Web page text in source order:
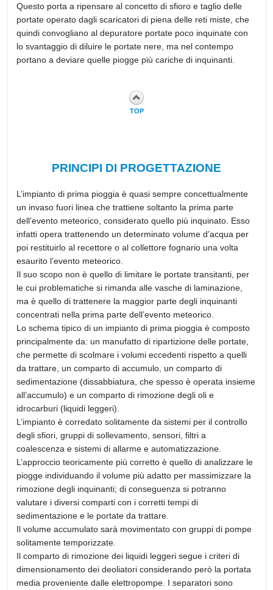
Questo porta a ripensare al concetto di sfioro e taglio delle
portate operato dagli scaricatori di piena delle reti miste, che
quindi convogliano al depuratore portate poco inquinate con
lo svantaggio di diluire le portate nere, ma nel contempo
portano a deviare quelle piogge più cariche di inquinanti.
TOP
PRINCIPI DI PROGETTAZIONE
L’impianto di prima pioggia è quasi sempre concettualmente
un invaso fuori linea che trattiene soltanto la prima parte
dell’evento meteorico, considerato quello più inquinato. Esso
infatti opera trattenendo un determinato volume d’acqua per
poi restituirlo al recettore o al collettore fognario una volta
esaurito l’evento meteorico.
Il suo scopo non è quello di limitare le portate transitanti, per
le cui problematiche si rimanda alle vasche di laminazione,
ma è quello di trattenere la maggior parte degli inquinanti
concentrati nella prima parte dell’evento meteorico.
Lo schema tipico di un impianto di prima pioggia è composto
principalmente da: un manufatto di ripartizione delle portate,
che permette di scolmare i volumi eccedenti rispetto a quelli
da trattare, un comparto di accumulo, un comparto di
sedimentazione (dissabbiatura, che spesso è operata insieme
all’accumulo) e un comparto di rimozione degli oli e
idrocarburi (liquidi leggeri).
L’impianto è corredato solitamente da sistemi per il controllo
degli sfiori, gruppi di sollevamento, sensori, filtri a
coalescenza e sistemi di allarme e automatizzazione.
L’approccio teoricamente più corretto è quello di analizzare le
piogge individuando il volume più adatto per massimizzare la
rimozione degli inquinanti; di conseguenza si potranno
valutare i diversi comparti con i corretti tempi di
sedimentazione e le portate da trattare.
Il volume accumulato sarà movimentato con gruppi di pompe
solitamente temporizzate.
Il comparto di rimozione dei liquidi leggeri segue i criteri di
dimensionamento dei deoliatori considerando però la portata
media proveniente dalle elettropompe. I separatori sono